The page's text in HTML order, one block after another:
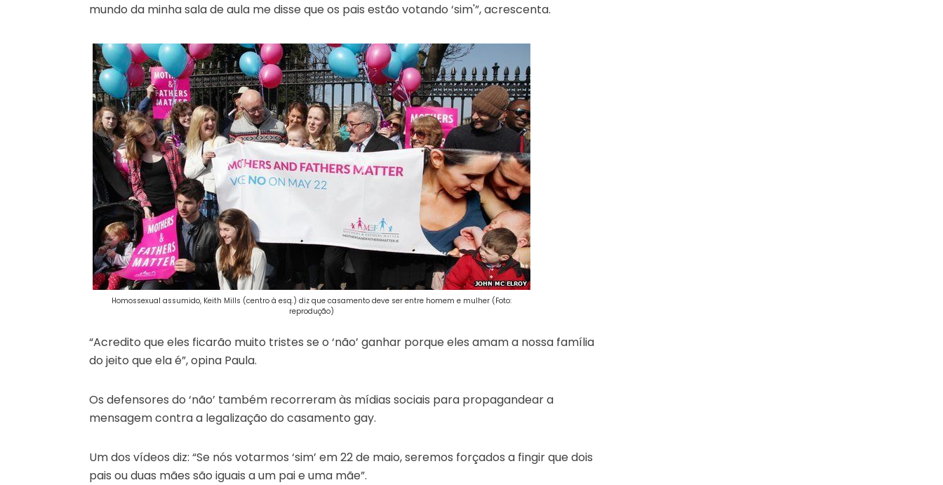
mundo da minha sala de aula me disse que os pais estão votando ‘sim'”, acrescenta.
Homossexual assumido, Keith Mills (centro à esq.) diz que casamento deve ser entre homem e mulher (Foto:
reprodução)
“Acredito que eles ficarão muito tristes se o ‘não’ ganhar porque eles amam a nossa família
do jeito que ela é”, opina Paula.
Os defensores do ‘não’ também recorreram às mídias sociais para propagandear a
mensagem contra a legalização do casamento gay.
Um dos vídeos diz: “Se nós votarmos ‘sim’ em 22 de maio, seremos forçados a fingir que dois
pais ou duas mães são iguais a um pai e uma mãe”.